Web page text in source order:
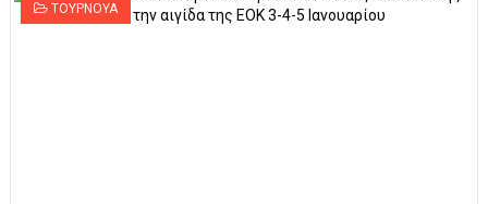
ΤΟΥΡΝΟΥΑ